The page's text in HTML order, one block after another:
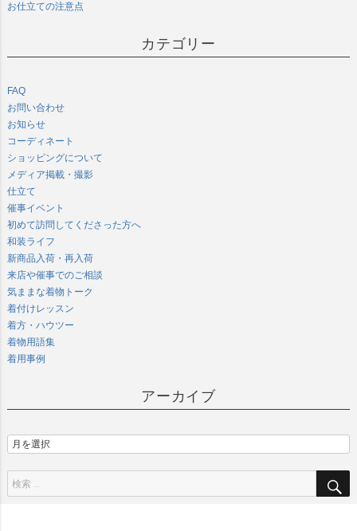
お仕立ての注意点
カテゴリー
FAQ
お問い合わせ
お知らせ
コーディネート
ショッピングについて
メディア掲載・撮影
仕立て
催事イベント
初めて訪問してくださった方へ
和装ライフ
新商品入荷・再入荷
来店や催事でのご相談
気ままな着物トーク
着付けレッスン
着方・ハウツー
着物用語集
着用事例
アーカイブ